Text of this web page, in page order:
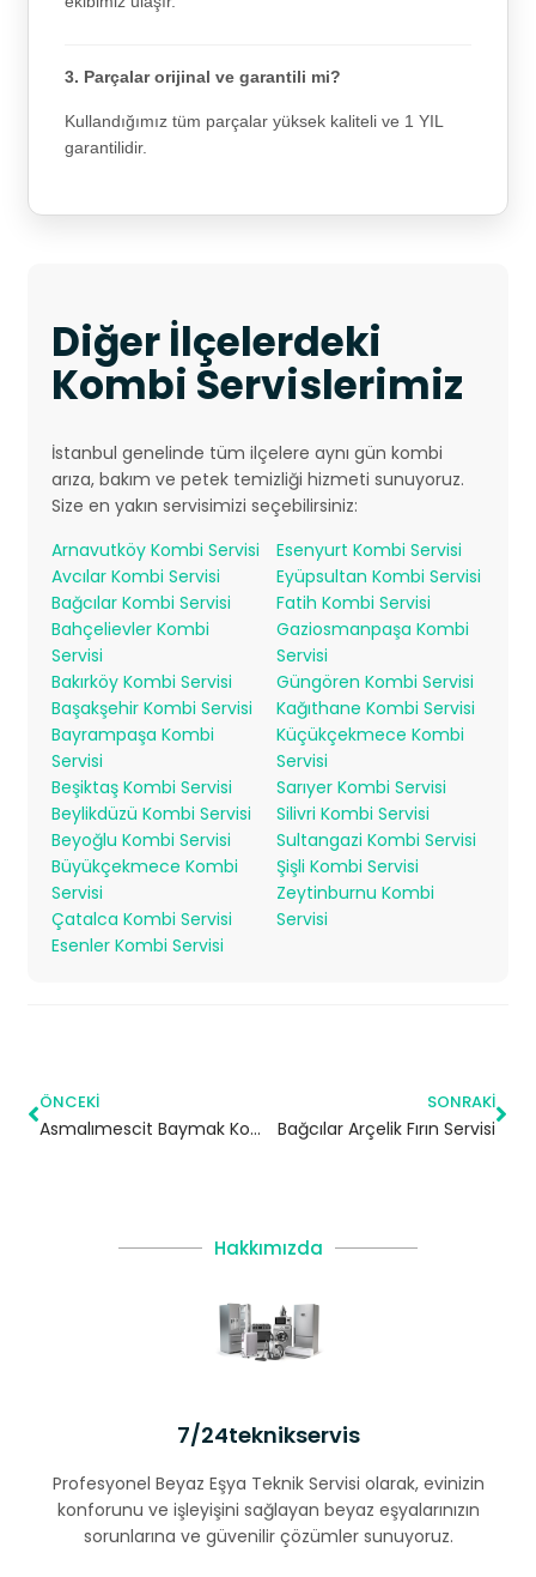
3. Parçalar orijinal ve garantili mi?
Kullandığımız tüm parçalar yüksek kaliteli ve 1 YIL
garantilidir.
Diğer İlçelerdeki
Kombi Servislerimiz
İstanbul genelinde tüm ilçelere aynı gün kombi
arıza, bakım ve petek temizliği hizmeti sunuyoruz.
Size en yakın servisimizi seçebilirsiniz:
Arnavutköy Kombi Servisi
Avcılar Kombi Servisi
Bağcılar Kombi Servisi
Bahçelievler Kombi
Servisi
Bakırköy Kombi Servisi
Başakşehir Kombi Servisi
Bayrampaşa Kombi
Servisi
Beşiktaş Kombi Servisi
Beylikdüzü Kombi Servisi
Beyoğlu Kombi Servisi
Büyükçekmece Kombi
Servisi
Çatalca Kombi Servisi
Esenler Kombi Servisi
Esenyurt Kombi Servisi
Eyüpsultan Kombi Servisi
Fatih Kombi Servisi
Gaziosmanpaşa Kombi
Servisi
Güngören Kombi Servisi
Kağıthane Kombi Servisi
Küçükçekmece Kombi
Servisi
Sarıyer Kombi Servisi
Silivri Kombi Servisi
Sultangazi Kombi Servisi
Şişli Kombi Servisi
Zeytinburnu Kombi
Servisi
ÖNCEKI
Asmalımescit Baymak Kombi Servisi – Beyoğlu Yetkili Servis
SONRAKI
Bağcılar Arçelik Fırın Servisi
Hakkımızda
7/24teknikservis
Profesyonel Beyaz Eşya Teknik Servisi olarak, evinizin
konforunu ve işleyişini sağlayan beyaz eşyalarınızın
sorunlarına ve güvenilir çözümler sunuyoruz.